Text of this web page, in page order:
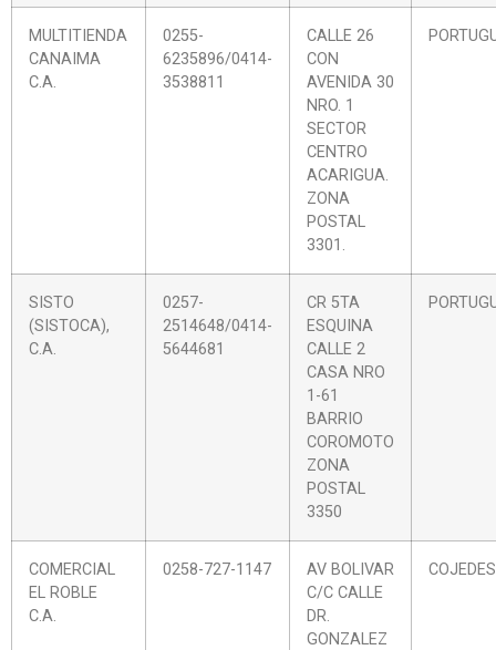
MULTITIENDA
CANAIMA
C.A.
0255-
6235896/0414-
3538811
CALLE 26
CON
AVENIDA 30
NRO. 1
SECTOR
CENTRO
ACARIGUA.
ZONA
POSTAL
3301.
SISTO
(SISTOCA),
C.A.
0257-
2514648/0414-
5644681
CR 5TA
ESQUINA
CALLE 2
CASA NRO
1-61
BARRIO
COROMOTO
ZONA
POSTAL
3350
COMERCIAL
EL ROBLE
C.A.
0258-727-1147
AV BOLIVAR
C/C CALLE
DR.
GONZALEZ
COJEDES